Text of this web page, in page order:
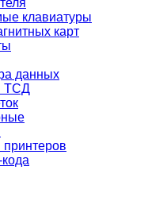
клавиатуры
карт
данных
ТСД